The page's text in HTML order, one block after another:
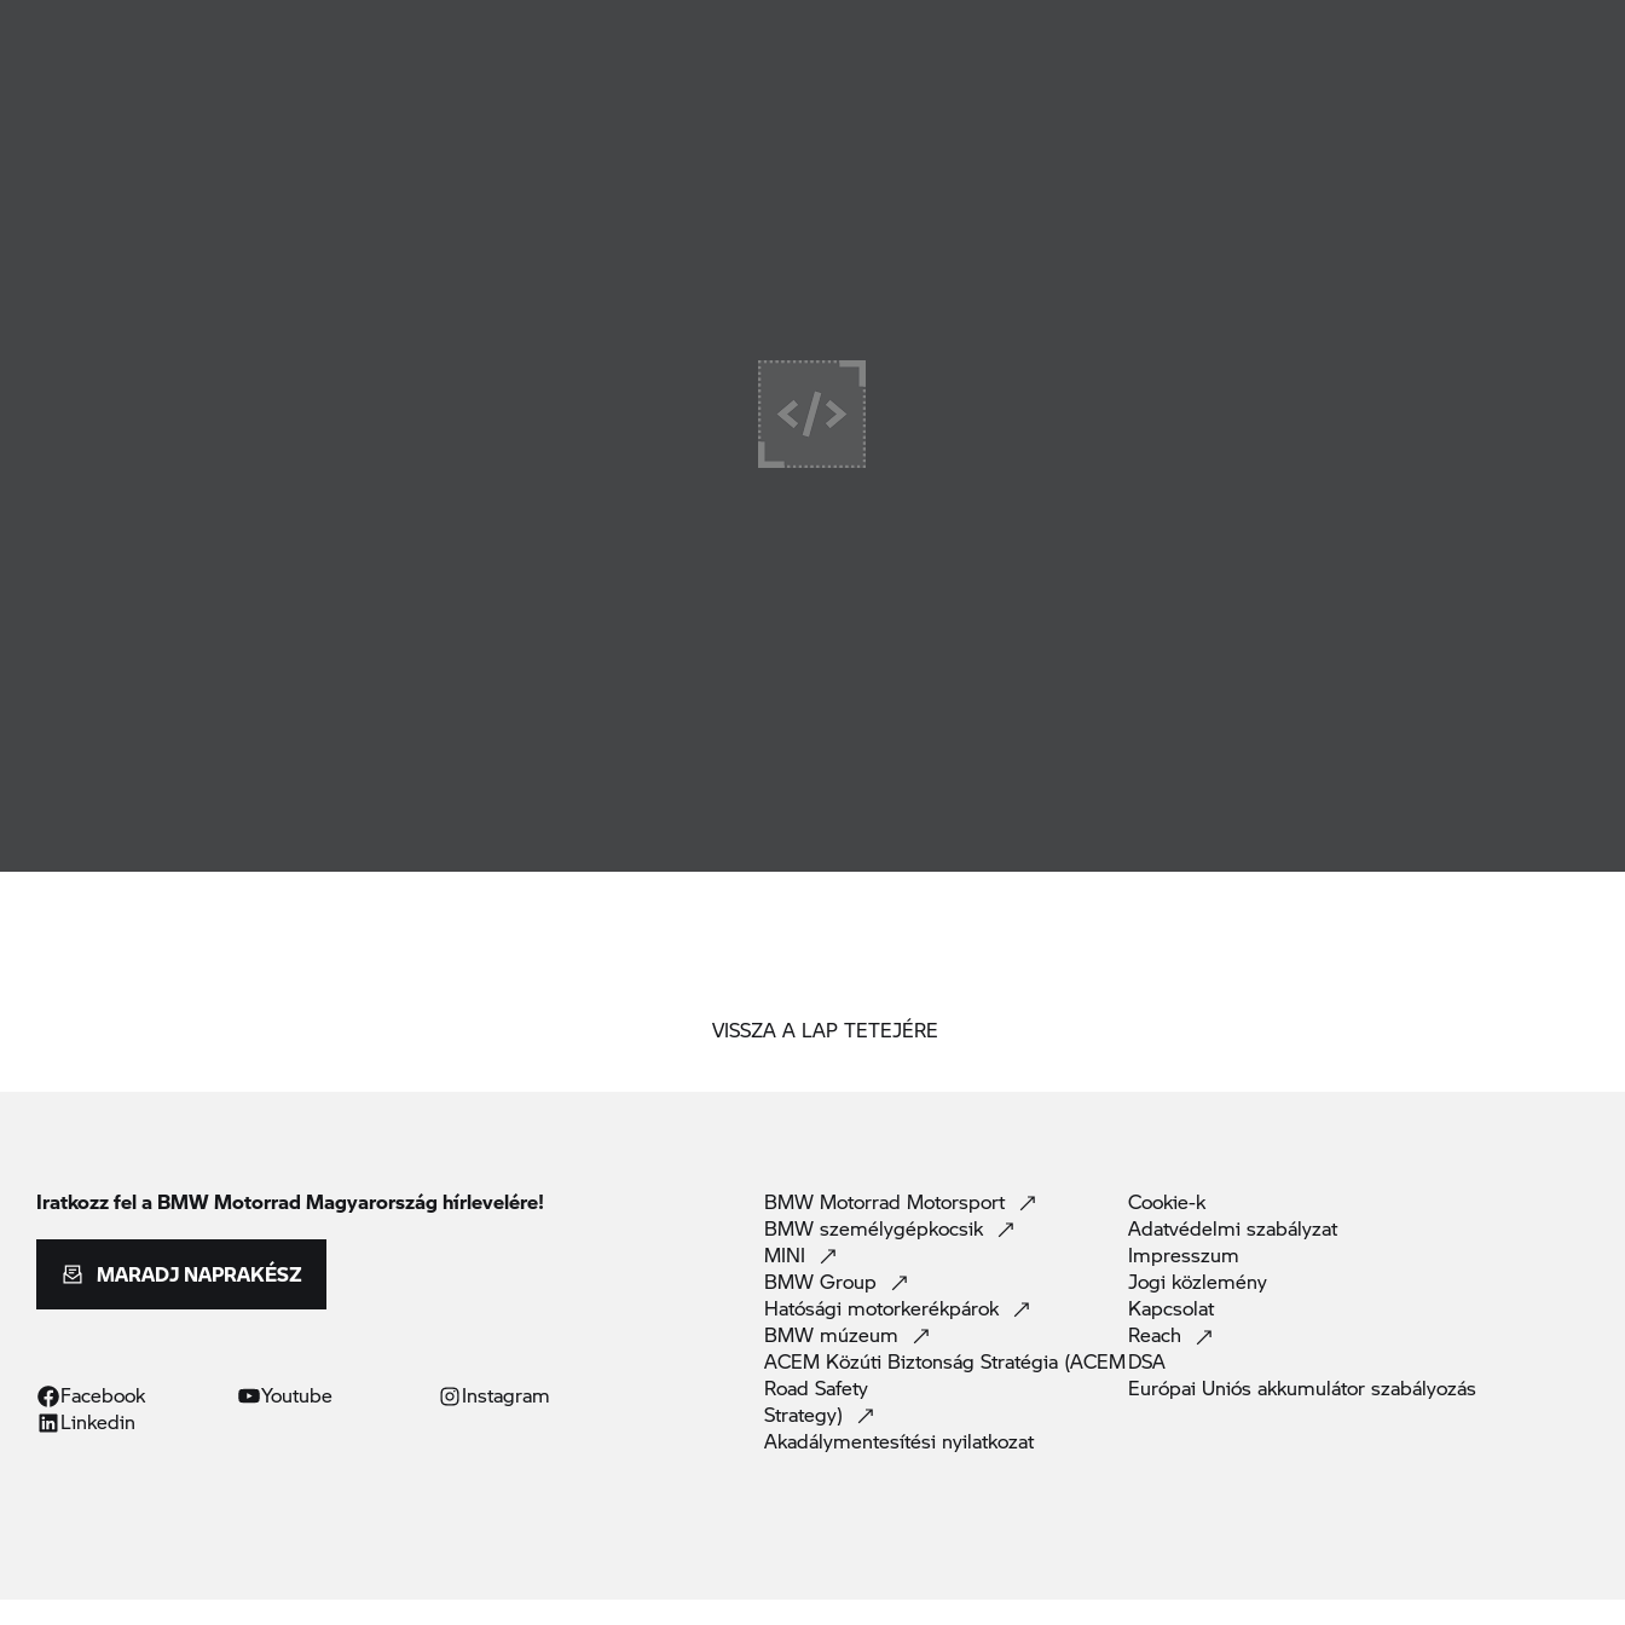
VISSZA A LAP TETEJÉRE
Iratkozz fel a BMW Motorrad Magyarország hírlevelére!
MARADJ NAPRAKÉSZ
Facebook Youtube
Instagram
Linkedin
BMW Motorrad Motorsport
BMW személygépkocsik
MINI
BMW Group
Hatósági motorkerékpárok
BMW múzeum
ACEM Közúti Biztonság Stratégia (ACEM
Road Safety
Strategy)
Akadálymentesítési nyilatkozat
Cookie-k
Adatvédelmi szabályzat
Impresszum
Jogi közlemény
Kapcsolat
Reach
DSA
Európai Uniós akkumulátor szabályozás